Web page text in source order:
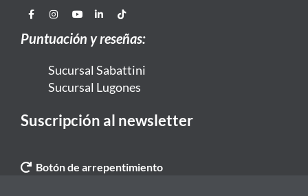
Puntuación y reseñas:
Sucursal Sabattini
Sucursal Lugones
Suscripción al newsletter
Botón de arrepentimiento